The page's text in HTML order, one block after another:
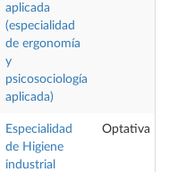
aplicada
(especialidad
de ergonomía
y
psicosociología
aplicada)
Especialidad
de Higiene
industrial
Optativa